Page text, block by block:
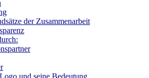
der Zusammenarbeit
und seine Bedeutung